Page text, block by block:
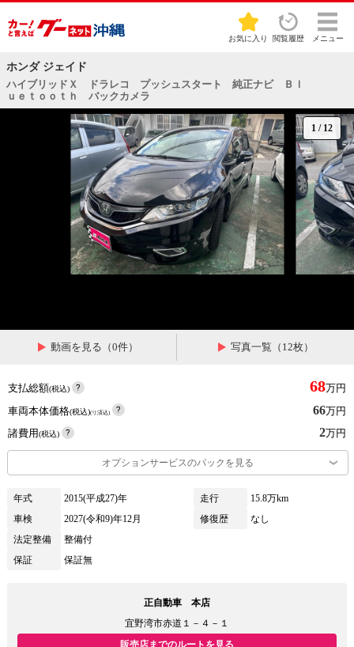
お気に入り 閲覧履歴 メニュー
ホンダ ジェイド
ハイブリッドＸ ドラレコ プッシュスタート 純正ナビ Ｂｌ
ｕｅｔｏｏｔｈ バックカメラ
1 / 12
動画を見る（0件） 写真一覧（12枚）
支払総額(税込) 68万円
車両本体価格(税込)(リ済込) 66万円
諸費用(税込) 2万円
オプションサービスのパックを見る
年式 2015(平成27)年 走行
15.8万km
車検
2027(令和9)年12月 修復歴
なし
法定整備
整備付
保証
保証無
正自動車 本店
宜野湾市赤道１－４－１
販売店までのルートを見る